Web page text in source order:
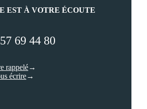
EST À VOTRE ÉCOUTE
69 44 80
rappelé
écrire